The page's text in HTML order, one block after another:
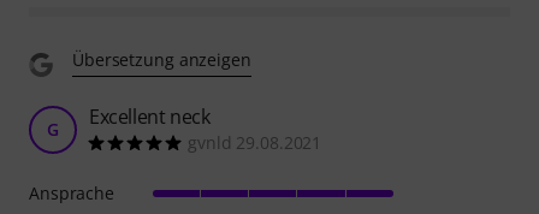
Übersetzung anzeigen
G Excellent neck
gvnld 29.08.2021
Ansprache